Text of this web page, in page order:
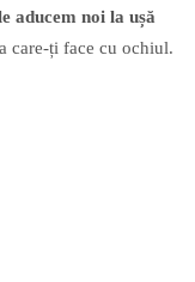
aducem noi la ușă
care-ți face cu ochiul.